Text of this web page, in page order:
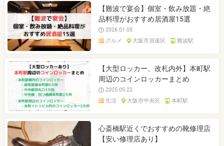
【難波で宴会】個室・飲み放題・絶
品料理がおすすめ居酒屋15選
2026.01.05
グルメ
大阪市浪速区 難波駅
【大型ロッカー、改札内外】本町駅
周辺のコインロッカーまとめ
2025.05.22
生活
大阪市中央区 本町駅
心斎橋駅近くでおすすめの靴修理店
【安い修理店あり】